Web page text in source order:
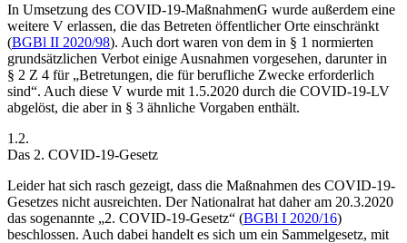
In Umsetzung des COVID-19-MaßnahmenG wurde außerdem eine
weitere V erlassen, die das Betreten öffentlicher Orte einschränkt
(BGBl II 2020/98). Auch dort waren von dem in § 1 normierten
grundsätzlichen Verbot einige Ausnahmen vorgesehen, darunter in
§ 2 Z 4 für „Betretungen, die für berufliche Zwecke erforderlich
sind“. Auch diese V wurde mit 1.5.2020 durch die COVID-19-LV
abgelöst, die aber in § 3 ähnliche Vorgaben enthält.
1.2.
Das 2. COVID-19-Gesetz
Leider hat sich rasch gezeigt, dass die Maßnahmen des COVID-19-
Gesetzes nicht ausreichten. Der Nationalrat hat daher am 20.3.2020
das sogenannte „2. COVID-19-Gesetz“ (BGBl I 2020/16)
beschlossen. Auch dabei handelt es sich um ein Sammelgesetz, mit